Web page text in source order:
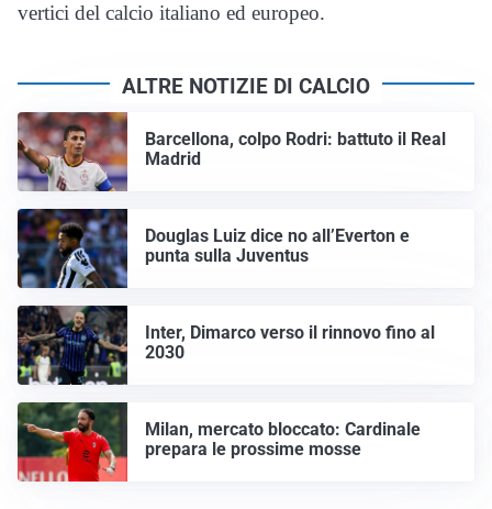
vertici del calcio italiano ed europeo.
ALTRE NOTIZIE DI CALCIO
Barcellona, colpo Rodri: battuto il Real
Madrid
Douglas Luiz dice no all’Everton e
punta sulla Juventus
Inter, Dimarco verso il rinnovo fino al
2030
Milan, mercato bloccato: Cardinale
prepara le prossime mosse